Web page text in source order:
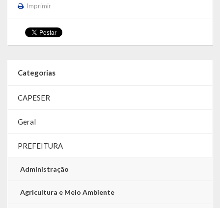
LOA – Lei Orçamentária Anual
RC – Relatório Circunstanciado
PPA – Plano Plurianual
LDO – Lei de Diretrizes Orçamentárias
Acesso à Informação
Imprimir
Categorias
CAPESER
Geral
PREFEITURA
Administração
Agricultura e Meio Ambiente